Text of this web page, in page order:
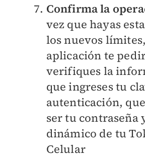
Confirma la
vez que hayas
los nuevos
aplicación te
verifiques la
que ingreses tu
autenticación,
ser tu contraseña
dinámico de tu
Celular